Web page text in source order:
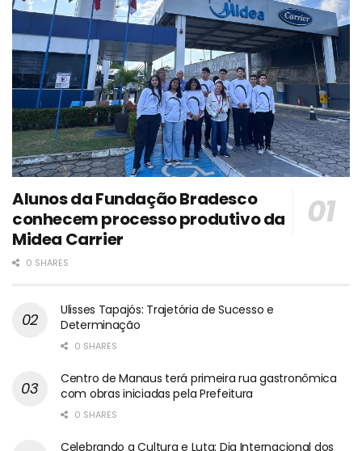
Alunos da Fundação Bradesco
conhecem processo produtivo da
Midea Carrier
0 SHARES
Ulisses Tapajós: Trajetória de Sucesso e
Determinação
0 SHARES
Centro de Manaus terá primeira rua gastronômica
com obras iniciadas pela Prefeitura
0 SHARES
Celebrando a Cultura e Luta: Dia Internacional dos